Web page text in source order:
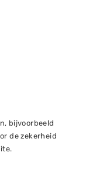
bijvoorbeeld
de zekerheid